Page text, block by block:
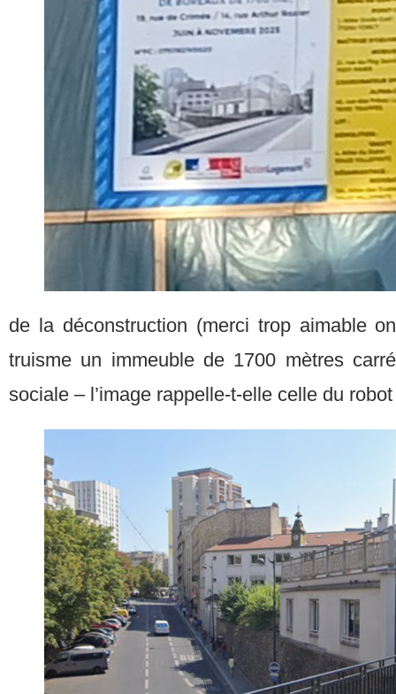
de la déconstruction (merci trop aimable
truisme un immeuble de 1700 mètres
sociale – l’image rappelle-t-elle celle du